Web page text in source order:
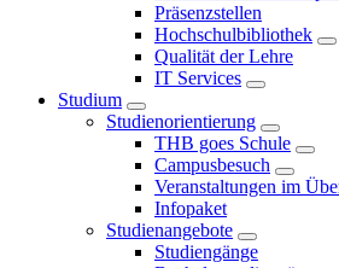
Präsenzstellen
Hochschulbibliothek
Qualität der Lehre
IT Services
Studium
Studienorientierung
THB goes Schule
Campusbesuch
Veranstaltungen im
Infopaket
Studienangebote
Studiengänge